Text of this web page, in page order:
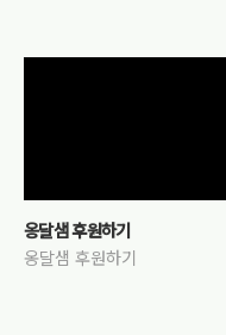
옹달샘 후원하기
옹달샘 후원하기